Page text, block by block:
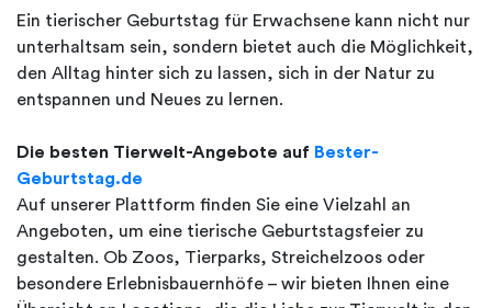
Ein tierischer Geburtstag für Erwachsene kann nicht nur
unterhaltsam sein, sondern bietet auch die Möglichkeit,
den Alltag hinter sich zu lassen, sich in der Natur zu
entspannen und Neues zu lernen.
Die besten Tierwelt-Angebote auf Bester-
Geburtstag.de
Auf unserer Plattform finden Sie eine Vielzahl an
Angeboten, um eine tierische Geburtstagsfeier zu
gestalten. Ob Zoos, Tierparks, Streichelzoos oder
besondere Erlebnisbauernhöfe – wir bieten Ihnen eine